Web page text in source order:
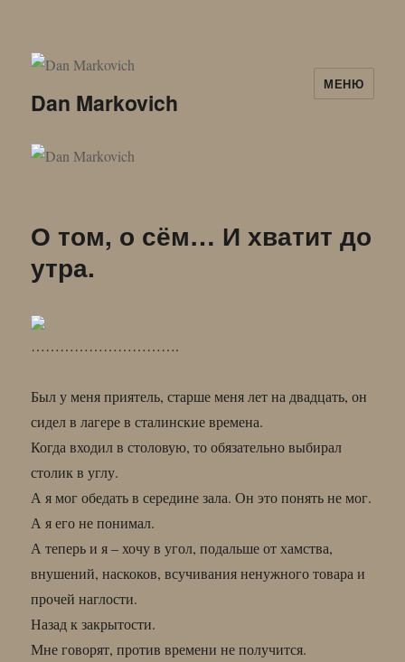
Dan Markovich
МЕНЮ
О том, о сём… И хватит до
утра.
………………………….
Был у меня приятель, старше меня лет на двадцать, он
сидел в лагере в сталинские времена.
Когда входил в столовую, то обязательно выбирал
столик в углу.
А я мог обедать в середине зала. Он это понять не мог.
А я его не понимал.
А теперь и я – хочу в угол, подальше от хамства,
внушений, наскоков, всучивания ненужного товара и
прочей наглости.
Назад к закрытости.
Мне говорят, против времени не получится.